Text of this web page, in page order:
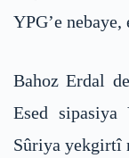
YPG’e
Bahoz Erdal
Esed
Sûriya yekgirtî